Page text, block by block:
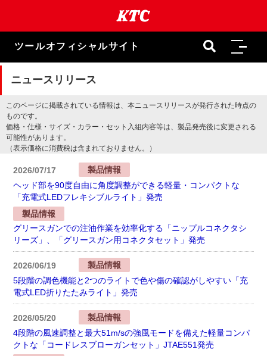
ま
キ
ツールオフィシャルサイト
ニュースリリース
このページに掲載されている情報は、本ニュースリリースが発行された時点の
ものです。
価格・仕様・サイズ・カラー・セット入組内容等は、製品発売後に変更される
可能性があります。
（表示価格に消費税は含まれておりません。）
2026/07/17
製品情報
ヘッド部を90度自由に角度調整ができる軽量・コンパクトな
「充電式LEDフレキシブルライト」発売
製品情報
グリースガンでの注油作業を効率化する「ニップルコネクタシ
リーズ」、「グリースガン用コネクタセット」発売
2026/06/19
製品情報
5段階の調色機能と2つのライトで色や傷の確認がしやすい「充
電式LED折りたたみライト」発売
2026/05/20
製品情報
4段階の風速調整と最大51m/sの強風モードを備えた軽量コンパ
クトな「コードレスブローガンセット」JTAE551発売